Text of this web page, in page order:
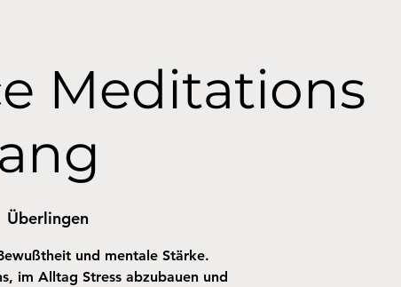
Meditations
Überlingen
und mentale Stärke.
im Alltag Stress abzubauen und